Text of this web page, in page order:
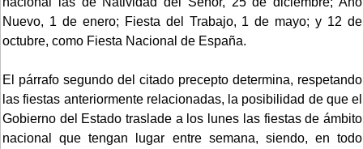
Nuevo, 1 de enero; Fiesta del Trabajo, 1 de mayo; y 12 de
octubre, como Fiesta Nacional de España.
El párrafo segundo del citado precepto determina, respetando
las fiestas anteriormente relacionadas, la posibilidad de que el
Gobierno del Estado traslade a los lunes las fiestas de ámbito
nacional que tengan lugar entre semana, siendo, en todo